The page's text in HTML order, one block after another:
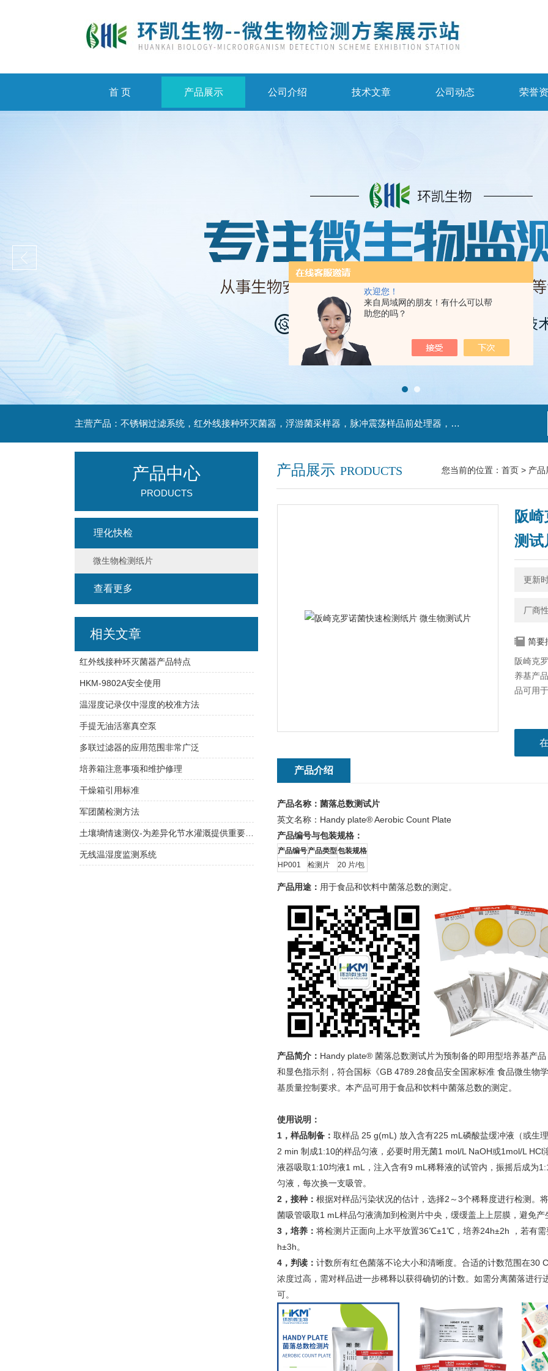
欢迎您！
来自局域网的朋友！有什么可以帮
助您的吗？
首 页 产品展示 公司介绍 技术文章 公司动态 荣誉
主营产品：不锈钢过滤系统，红外线接种环灭菌器，浮游菌采样器，脉冲震荡样品前处理器，数字化智能电热鼓风干燥箱，数字化智能电热恒温培养箱，实验室设备及环境温湿度监测系统，洁净工作台等实验设仪器设备。
产品展示 PRODUCTS 您当前的位置： 首页 > 产品
阪
测试
更新
厂商
简要
阪崎克
养基产
品可用
产品介绍
产品名称： 菌落总数测试片
英文名称：Handy plate® Aerobic Count Plate
产品编号与包装规格：
产品编号产品类型包装规格
HP001
检测片 20 片/包
产品用途： 用于食品和饮料中菌落总数的测定。
产品简介： Handy plate® 菌落总数测试片为预制备的即用型培养基产
和显色指示剂，符合国标《GB 4789.28食品安全国家标准 食品微生物
基质量控制要求。本产品可用于食品和饮料中菌落总数的测定。
使用说明：
1，样品制备： 取样品 25 g(mL) 放入含有225 mL磷酸盐缓冲液（或生
2 min 制成1:10的样品匀液，必要时用无菌1 mol/L NaOH或1mol/L
液器吸取1:10均液1 mL，注入含有9 mL稀释液的试管内，振摇后成为
匀液，每次换一支吸管。
2，接种： 根据对样品污染状况的估计，选择2～3个稀释度进行检测。
菌吸管吸取1 mL样品匀液滴加到检测片中央，缓缓盖上上层膜，避免
3，培养： 将检测片正面向上水平放置36℃±1℃，培养24h±2h ，若有
h±3h。
4，判读： 计数所有红色菌落不论大小和清晰度。合适的计数范围在30
浓度过高，需对样品进一步稀释以获得确切的计数。如需分离菌落进
可。
产品中心
PRODUCTS
理化快检
微生物检测纸片
查看更多
相关文章
红外线接种环灭菌器产品特点
HKM-9802A安全使用
温湿度记录仪中湿度的校准方法
手提无油活塞真空泵
多联过滤器的应用范围非常广泛
培养箱注意事项和维护修理
干燥箱引用标准
军团菌检测方法
土壤墒情速测仪-为差异化节水灌溉提供重要依据
无线温湿度监测系统